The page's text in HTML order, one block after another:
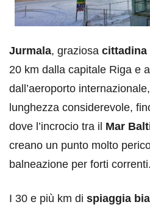
Jurmala, graziosa cittadina
20 km dalla capitale Riga e
dall’aeroporto
lunghezza considerevole,
dove l’incrocio tra il Mar
creano un punto molto
balneazione per forti correnti.
I 30 e più km di spiaggia